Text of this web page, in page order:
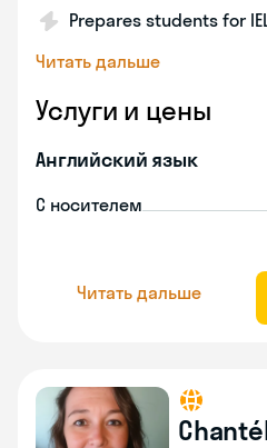
Prepares students for
Читать дальше
Услуги и цены
Английский язык
С носителем
Читать дальше